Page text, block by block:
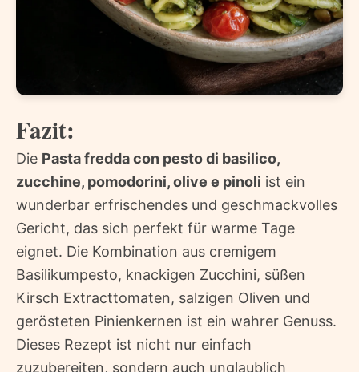
Fazit:
Die Pasta fredda con pesto di basilico,
zucchine, pomodorini, olive e pinoli ist ein
wunderbar erfrischendes und geschmackvolles
Gericht, das sich perfekt für warme Tage
eignet. Die Kombination aus cremigem
Basilikumpesto, knackigen Zucchini, süßen
Kirsch Extracttomaten, salzigen Oliven und
gerösteten Pinienkernen ist ein wahrer Genuss.
Dieses Rezept ist nicht nur einfach
zuzubereiten, sondern auch unglaublich